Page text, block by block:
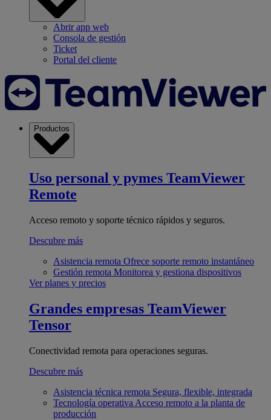
Abrir app web
Consola de gestión
Ticket
Portal del cliente
Productos
Uso personal y pymes TeamViewer
Remote
Acceso remoto y soporte técnico rápidos y seguros.
Descubre más
Asistencia remota Ofrece soporte remoto instantáneo
Gestión remota Monitorea y gestiona dispositivos
Ver planes y precios
Grandes empresas TeamViewer
Tensor
Conectividad remota para operaciones seguras.
Descubre más
Asistencia técnica remota Segura, flexible, integrada
Tecnología operativa Acceso remoto a la planta de
producción